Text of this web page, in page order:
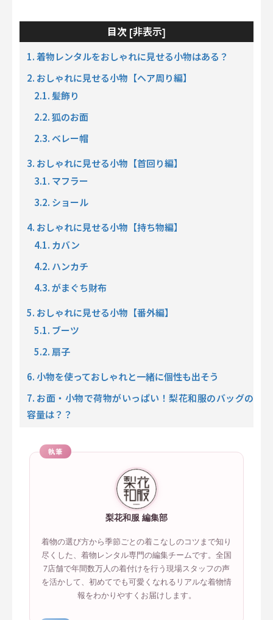
目次 [非表示]
1. 着物レンタルをおしゃれに見せる小物はある？
2. おしゃれに見せる小物【ヘア周り編】
2.1. 髪飾り
2.2. 狐のお面
2.3. ベレー帽
3. おしゃれに見せる小物【首回り編】
3.1. マフラー
3.2. ショール
4. おしゃれに見せる小物【持ち物編】
4.1. カバン
4.2. ハンカチ
4.3. がまぐち財布
5. おしゃれに見せる小物【番外編】
5.1. ブーツ
5.2. 扇子
6. 小物を使っておしゃれと一緒に個性も出そう
7. お面・小物で荷物がいっぱい！梨花和服のバッグの
容量は？？
執筆
梨花和服 編集部
着物の選び方から季節ごとの着こなしのコツまで知り
尽くした、着物レンタル専門の編集チームです。全国
7店舗で年間数万人の着付けを行う現場スタッフの声
を活かして、初めてでも可愛くなれるリアルな着物情
報をわかりやすくお届けします。